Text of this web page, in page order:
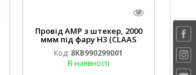
Провід AMP з штекер, 2000
ммм під фару H3 (CLAAS
013733) Hella
Код: 8KB990299001
В наявності